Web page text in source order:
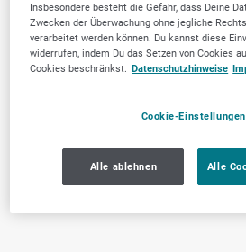
Insbesondere besteht die Gefahr, dass Deine
Zwecken der Überwachung ohne jegliche
verarbeitet werden können. Du kannst diese
widerrufen, indem Du das Setzen von Cookies
Cookies beschränkst. Datenschutzhinweise
Cookie-Einstellungen
Alle ablehnen Alle